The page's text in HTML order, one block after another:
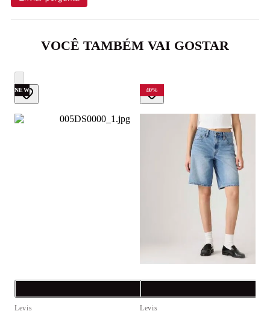
VOCÊ TAMBÉM VAI GOSTAR
NEW
Levis
40%
Levis